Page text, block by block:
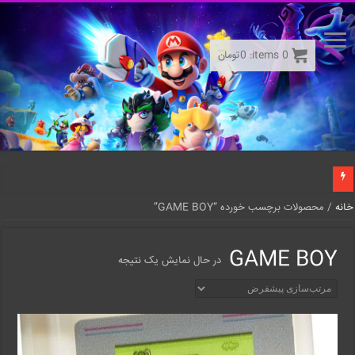
خانه / محصولات برچسب خورده “GAME BOY”
GAME BOY در حال نمایش یک نتیجه
0
items:
0تومان